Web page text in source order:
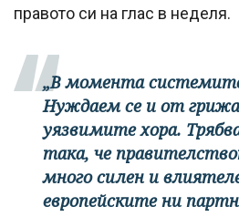
правото си на глас в неделя.
„В момента
Нуждаем се и от
уязвимите хора.
така, че
много силен и
европейските ни